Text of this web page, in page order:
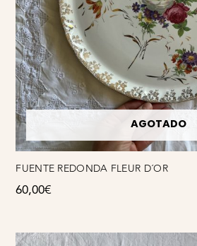
AGOTADO
FUENTE REDONDA FLEUR D´OR
60,00€